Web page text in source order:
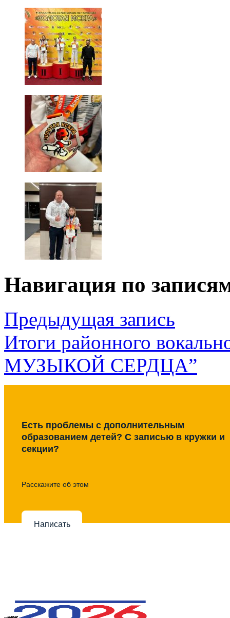
Навигация по
Предыдущая запись
Итоги районного
МУЗЫКОЙ СЕРДЦА”
Есть проблемы с дополнительным
образованием детей? С записью в кружки и
секции?
Расскажите об этом
Написать